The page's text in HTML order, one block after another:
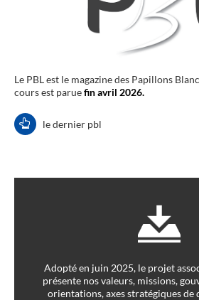
Le PBL est le magazine des Papillons
cours est paruefin avril 2026.
le dernier pbl
Adopté en juin 2025, le projet
présente nos valeurs, missions,
orientations, axes stratégiques de